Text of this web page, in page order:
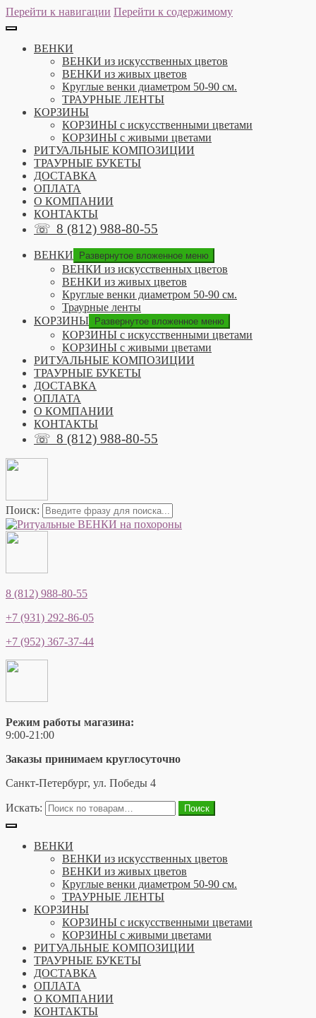
Перейти к навигации Перейти к содержимому
ВЕНКИ
ВЕНКИ из искусственных цветов
ВЕНКИ из живых цветов
Круглые венки диаметром 50-90 см.
ТРАУРНЫЕ ЛЕНТЫ
КОРЗИНЫ
КОРЗИНЫ с искусственными цветами
КОРЗИНЫ с живыми цветами
РИТУАЛЬНЫЕ КОМПОЗИЦИИ
ТРАУРНЫЕ БУКЕТЫ
ДОСТАВКА
ОПЛАТА
О КОМПАНИИ
КОНТАКТЫ
☏ 8 (812) 988-80-55
ВЕНКИ Развернутое вложенное меню
ВЕНКИ из искусственных цветов
ВЕНКИ из живых цветов
Круглые венки диаметром 50-90 см.
Траурные ленты
КОРЗИНЫ
Развернутое вложенное меню
КОРЗИНЫ с искусственными цветами
КОРЗИНЫ с живыми цветами
РИТУАЛЬНЫЕ КОМПОЗИЦИИ
ТРАУРНЫЕ БУКЕТЫ
ДОСТАВКА
ОПЛАТА
О КОМПАНИИ
КОНТАКТЫ
☏ 8 (812) 988-80-55
Поиск:
8 (812) 988-80-55
+7 (931) 292-86-05
+7 (952) 367-37-44
Режим работы магазина:
9:00-21:00
Заказы принимаем круглосуточно
Санкт-Петербург, ул. Победы 4
Искать: Поиск
ВЕНКИ
ВЕНКИ из искусственных цветов
ВЕНКИ из живых цветов
Круглые венки диаметром 50-90 см.
ТРАУРНЫЕ ЛЕНТЫ
КОРЗИНЫ
КОРЗИНЫ с искусственными цветами
КОРЗИНЫ с живыми цветами
РИТУАЛЬНЫЕ КОМПОЗИЦИИ
ТРАУРНЫЕ БУКЕТЫ
ДОСТАВКА
ОПЛАТА
О КОМПАНИИ
КОНТАКТЫ